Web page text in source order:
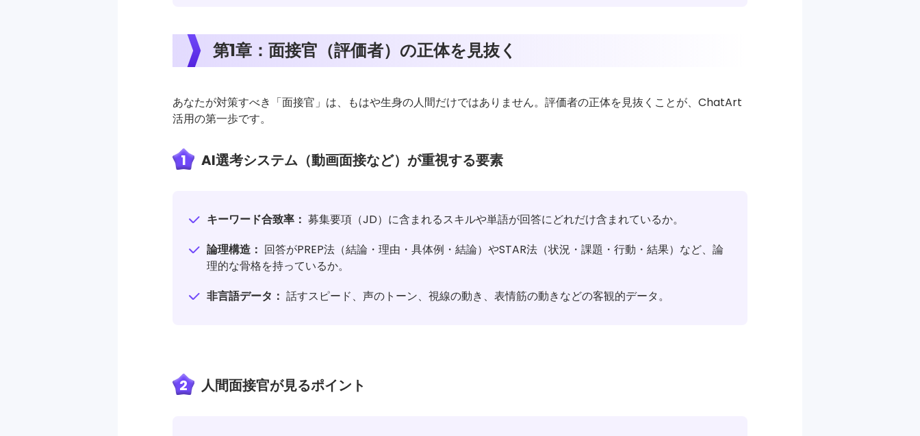
第1章：面接官（評価者）の正体を見抜く
あなたが対策すべき「面接官」は、もはや生身の人間だけではありません。評価者の正体を見抜くことが、ChatArt
活用の第一歩です。
1 AI選考システム（動画面接など）が重視する要素
キーワード合致率： 募集要項（JD）に含まれるスキルや単語が回答にどれだけ含まれているか。
論理構造： 回答がPREP法（結論・理由・具体例・結論）やSTAR法（状況・課題・行動・結果）など、論
理的な骨格を持っているか。
非言語データ： 話すスピード、声のトーン、視線の動き、表情筋の動きなどの客観的データ。
2 人間面接官が見るポイント